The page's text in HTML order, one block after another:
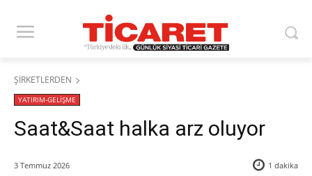
ŞİRKETLERDEN
YATIRIM-GELİŞME
Saat&Saat halka arz oluyor
3 Temmuz 2026 1 dakika